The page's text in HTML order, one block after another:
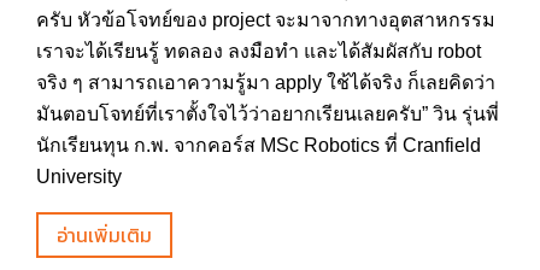
ครับ หัวข้อโจทย์ของ project จะมาจากทางอุตสาหกรรม
เราจะได้เรียนรู้ ทดลอง ลงมือทำ และได้สัมผัสกับ robot
จริง ๆ สามารถเอาความรู้มา apply ใช้ได้จริง ก็เลยคิดว่า
มันตอบโจทย์ที่เราตั้งใจไว้ว่าอยากเรียนเลยครับ” วิน รุ่นพี่
นักเรียนทุน ก.พ. จากคอร์ส MSc Robotics ที่ Cranfield
University
อ่านเพิ่มเติม